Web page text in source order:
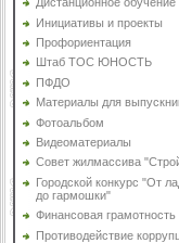
Инициативы и проекты
Профориентация
Штаб ТОС ЮНОСТЬ
ПФДО
Материалы для
Фотоальбом
Видеоматериалы
Совет жилмассива
Городской конкурс "От
до гармошки"
Финансовая грамотность
Противодействие